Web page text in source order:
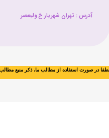
آدرس : تهران شهریار خ ولیعصر​​​​​​​